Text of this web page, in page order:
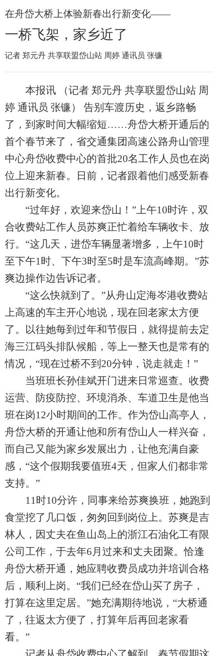
在舟岱大桥上体验新春出行新变化——
一桥飞架，家乡近了
记者 郑元丹 共享联盟岱山站 周婷 通讯员 张镰
本报讯 （记者 郑元丹 共享联盟岱山站 周
婷 通讯员 张镰） 告别车渡历史，返乡路畅
了，到家时间大幅缩短……舟岱大桥开通后的
首个春节来了，省交通集团高速公路舟山管理
中心舟岱收费中心的首批20名工作人员也在岗
位上迎来新春。日前，记者跟着他们感受新春
出行新变化。
“过年好，欢迎来岱山！”上午10时许，双
合收费站工作人员苏爽正忙着给车辆收卡、放
行。“这几天，进岱车辆显著增多，上午10时
至下午1时、下午3时至5时是车流高峰期。”苏
爽边操作边告诉记者。
“这么快就到了。”从舟山定海岑港收费站
上高速的车主开心地说，现在回老家太方便
了。以往她每到过年和节假日，就得提前去定
海三江码头排队候船，等上一整天也是常有的
情况，“现在过桥不到20分钟，说走就走！”
当班班长孙佳斌开门进来日常巡查。收费
运营、防疫防控、环境消杀、车道卫生是他当
班在岗12小时期间的工作。作为岱山高亭人，
舟岱大桥的开通让他和所有岱山人一样兴奋，
而自己又能为家乡发展出力，让他充满自豪
感，“这个假期我要值班4天，但家人们都非常
支持。”
11时10分许，同事来给苏爽换班，她跑到
食堂挖了几口饭，匆匆回到岗位上。苏爽是吉
林人，因丈夫在鱼山岛上的浙江石油化工有限
公司工作，于去年6月过来和丈夫团聚。恰逢
舟岱大桥开通，她应聘收费员成功并培训合格
后，顺利上岗。“我们已经在岱山买了房子，
打算在这里定居。”她充满期待地说，“大桥通
了，往返太方便了，打算年后再回老家看
看。”